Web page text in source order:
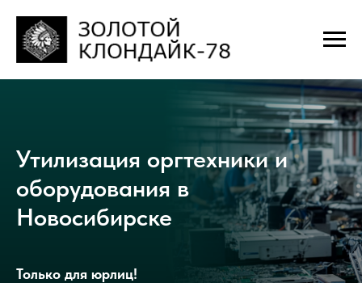
Утилизация оргтехники и
оборудования в
Новосибирске
Только для юрлиц!